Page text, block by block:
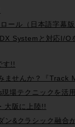
ル（日本語字幕版
Systemと対応I/O
す!!
せんか？『Track
場テクニックを活
大阪に上陸!!
&クラシック融合